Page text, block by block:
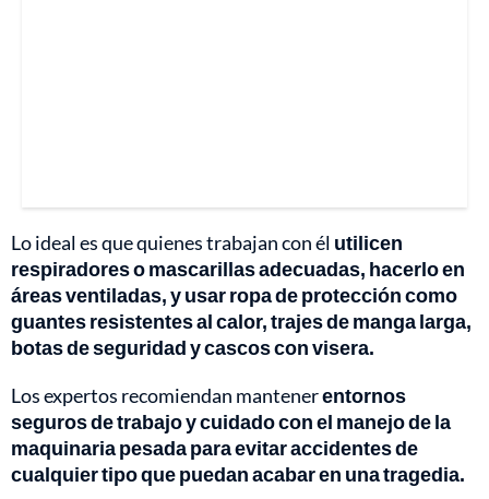
Lo ideal es que quienes trabajan con él utilicen
respiradores o mascarillas adecuadas, hacerlo en
áreas ventiladas, y usar ropa de protección como
guantes resistentes al calor, trajes de manga larga,
botas de seguridad y cascos con visera.
Los expertos recomiendan mantenerentornos
seguros de trabajo y cuidado con el manejo de la
maquinaria pesada para evitar accidentes de
cualquier tipo que puedan acabar en una tragedia.